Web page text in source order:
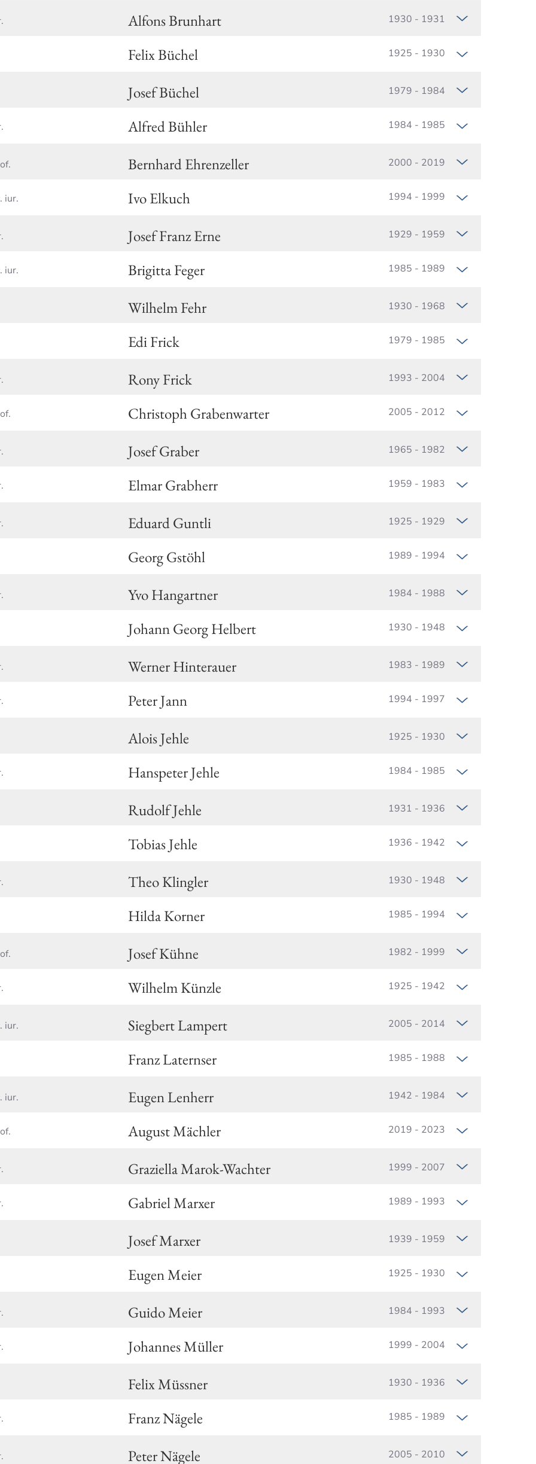
Alfons Brunhart 1930 - 1931
Felix Büchel 1925 - 1930
Josef Büchel 1979 - 1984
Alfred Bühler 1984 - 1985
Bernhard Ehrenzeller 2000 - 2019
iur. Ivo Elkuch 1994 - 1999
Josef Franz Erne 1929 - 1959
iur. Brigitta Feger 1985 - 1989
Wilhelm Fehr 1930 - 1968
Edi Frick 1979 - 1985
Rony Frick 1993 - 2004
Christoph Grabenwarter 2005 - 2012
Josef Graber 1965 - 1982
Elmar Grabherr 1959 - 1983
Eduard Guntli 1925 - 1929
Georg Gstöhl 1989 - 1994
Yvo Hangartner 1984 - 1988
Johann Georg Helbert 1930 - 1948
Werner Hinterauer 1983 - 1989
Peter Jann 1994 - 1997
Alois Jehle 1925 - 1930
Hanspeter Jehle 1984 - 1985
Rudolf Jehle 1931 - 1936
Tobias Jehle 1936 - 1942
Theo Klingler 1930 - 1948
Hilda Korner 1985 - 1994
Josef Kühne 1982 - 1999
Wilhelm Künzle 1925 - 1942
iur. Siegbert Lampert 2005 - 2014
Franz Laternser 1985 - 1988
iur. Eugen Lenherr 1942 - 1984
August Mächler 2019 - 2023
Graziella Marok-Wachter 1999 - 2007
Gabriel Marxer 1989 - 1993
Josef Marxer 1939 - 1959
Eugen Meier 1925 - 1930
Guido Meier 1984 - 1993
Johannes Müller 1999 - 2004
Felix Müssner 1930 - 1936
Franz Nägele 1985 - 1989
Peter Nägele 2005 - 2010